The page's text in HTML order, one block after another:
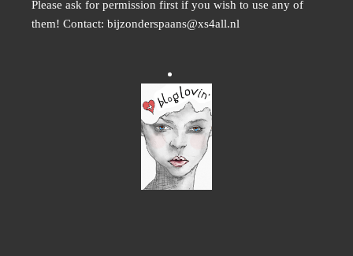
Please ask for permission first if you wish to use any of
them! Contact: bijzonderspaans@xs4all.nl